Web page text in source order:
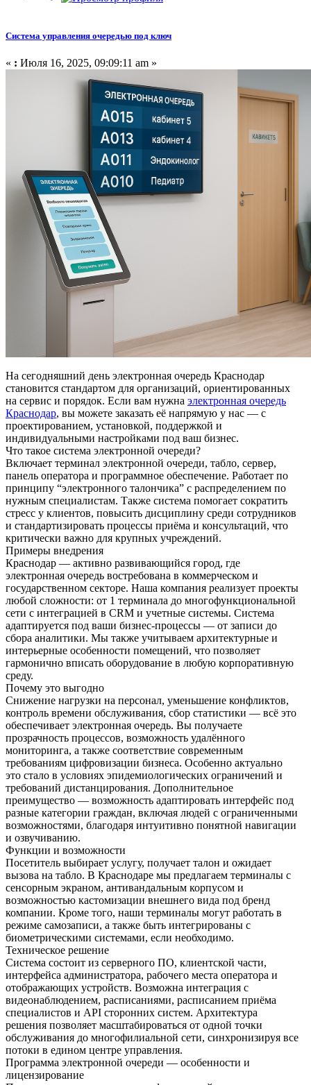
Система управления очередью под ключ
« : Июля 16, 2025, 09:09:11 am »
На сегодняшний день электронная очередь Краснодар
становится стандартом для организаций, ориентированных
на сервис и порядок. Если вам нужна электронная очередь
Краснодар, вы можете заказать её напрямую у нас — с
проектированием, установкой, поддержкой и
индивидуальными настройками под ваш бизнес.
Что такое система электронной очереди?
Включает терминал электронной очереди, табло, сервер,
панель оператора и программное обеспечение. Работает по
принципу “электронного талончика” с распределением по
нужным специалистам. Также система помогает сократить
стресс у клиентов, повысить дисциплину среди сотрудников
и стандартизировать процессы приёма и консультаций, что
критически важно для крупных учреждений.
Примеры внедрения
Краснодар — активно развивающийся город, где
электронная очередь востребована в коммерческом и
государственном секторе. Наша компания реализует проекты
любой сложности: от 1 терминала до многофункциональной
сети с интеграцией в CRM и учетные системы. Система
адаптируется под ваши бизнес-процессы — от записи до
сбора аналитики. Мы также учитываем архитектурные и
интерьерные особенности помещений, что позволяет
гармонично вписать оборудование в любую корпоративную
среду.
Почему это выгодно
Снижение нагрузки на персонал, уменьшение конфликтов,
контроль времени обслуживания, сбор статистики — всё это
обеспечивает электронная очередь. Вы получаете
прозрачность процессов, возможность удалённого
мониторинга, а также соответствие современным
требованиям цифровизации бизнеса. Особенно актуально
это стало в условиях эпидемиологических ограничений и
требований дистанцирования. Дополнительное
преимущество — возможность адаптировать интерфейс под
разные категории граждан, включая людей с ограниченными
возможностями, благодаря интуитивно понятной навигации
и озвучиванию.
Функции и возможности
Посетитель выбирает услугу, получает талон и ожидает
вызова на табло. В Краснодаре мы предлагаем терминалы с
сенсорным экраном, антивандальным корпусом и
возможностью кастомизации внешнего вида под бренд
компании. Кроме того, наши терминалы могут работать в
режиме самозаписи, а также быть интегрированы с
биометрическими системами, если необходимо.
Техническое решение
Система состоит из серверного ПО, клиентской части,
интерфейса администратора, рабочего места оператора и
отображающих устройств. Возможна интеграция с
видеонаблюдением, расписаниями, расписанием приёма
специалистов и API сторонних систем. Архитектура
решения позволяет масштабироваться от одной точки
обслуживания до многофилиальной сети, синхронизируя все
потоки в едином центре управления.
Программа электронной очереди — особенности и
лицензирование